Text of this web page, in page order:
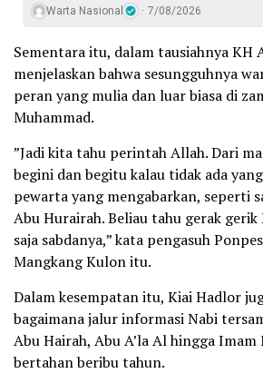
Warta Nasional 7/08/2026
Sementara itu, dalam tausiahnya KH
menjelaskan bahwa sesungguhnya
peran yang mulia dan luar biasa di
Muhammad.
”Jadi kita tahu perintah Allah. Dari
begini dan begitu kalau tidak ada
pewarta yang mengabarkan, seperti
Abu Hurairah. Beliau tahu gerak
saja sabdanya,” kata pengasuh
Mangkang Kulon itu.
Dalam kesempatan itu, Kiai Hadlor
bagaimana jalur informasi Nabi
Abu Hairah, Abu A’la Al hingga
bertahan beribu tahun.